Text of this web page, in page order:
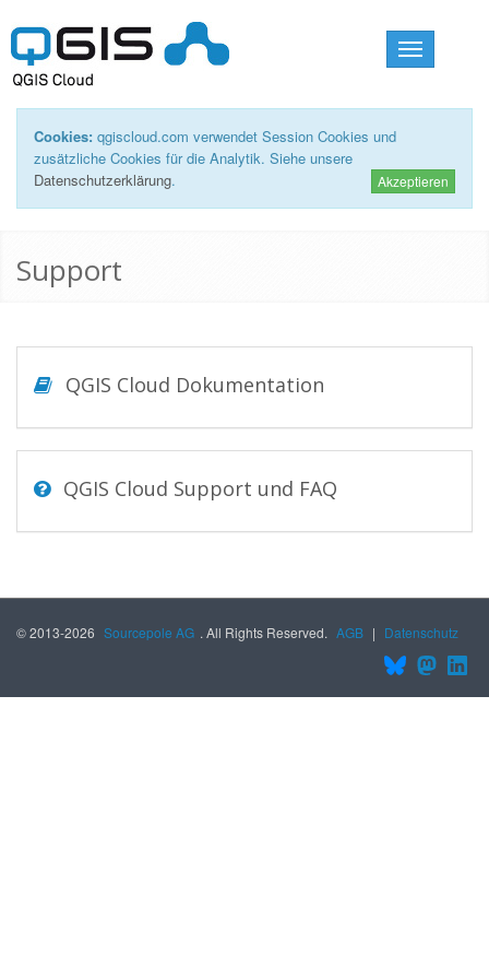
Toggle
navigation
Cookies: qgiscloud.com verwendet Session Cookies und
zusätzliche Cookies für die Analytik. Siehe unsere
Datenschutzerklärung. Akzeptieren
Support
QGIS Cloud Dokumentation
QGIS Cloud Support und FAQ
© 2013-2026 Sourcepole AG . All Rights Reserved. AGB | Datenschutz